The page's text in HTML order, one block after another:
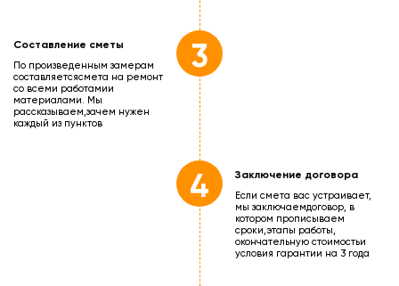
Составление сметы
По произведенным замерам
составляетсясмета на ремонт
со всеми работамии
материалами. Мы
рассказываем,зачем нужен
каждый из пунктов
3
Заключение договора
Если смета вас устраивает,
мы заключаемдоговор, в
котором прописываем
сроки,этапы работы,
окончательную стоимостьи
условия гарантии на 3 года
4